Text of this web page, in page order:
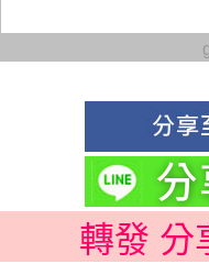
轉發 分